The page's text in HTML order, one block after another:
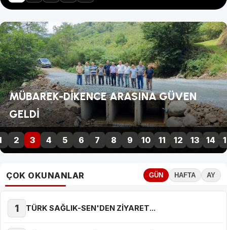
ARASINA GÜVEN
TÜRK SAĞLIK-
2 3 4 5 6 7 8 9 10 11 12 13 14
ÇOK OKUNANLAR GÜN HAFTA AY
1 TÜRK SAĞLIK-SEN'DEN ZİYARET...